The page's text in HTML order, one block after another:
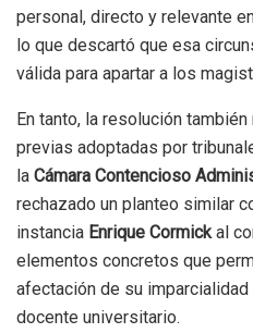
personal, directo y relevante
lo que descartó que esa
válida para apartar a los
En tanto, la resolución
previas adoptadas por
la Cámara Contencioso
rechazado un planteo similar
instancia Enrique Cormick al
elementos concretos que
afectación de su
docente universitario.